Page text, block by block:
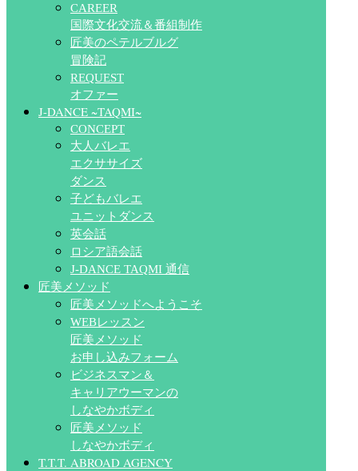
CAREER
国際文化交流＆番組制作
匠美のペテルブルグ
冒険記
REQUEST
オファー
J-DANCE ~TAQMI~
CONCEPT
大人バレエ
エクササイズ
ダンス
子どもバレエ
ユニットダンス
英会話
ロシア語会話
J-DANCE TAQMI 通信
匠美メソッド
匠美メソッドへようこそ
WEBレッスン
匠美メソッド
お申し込みフォーム
ビジネスマン＆
キャリアウーマンの
しなやかボディ
匠美メソッド
しなやかボディ
T.T.T. ABROAD AGENCY